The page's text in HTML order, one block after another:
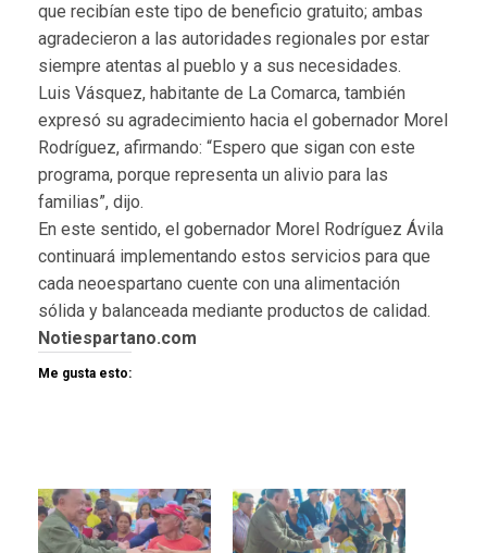
que recibían este tipo de beneficio gratuito; ambas
agradecieron a las autoridades regionales por estar
siempre atentas al pueblo y a sus necesidades.
Luis Vásquez, habitante de La Comarca, también
expresó su agradecimiento hacia el gobernador Morel
Rodríguez, afirmando: “Espero que sigan con este
programa, porque representa un alivio para las
familias”, dijo.
En este sentido, el gobernador Morel Rodríguez Ávila
continuará implementando estos servicios para que
cada neoespartano cuente con una alimentación
sólida y balanceada mediante productos de calidad.
Notiespartano.com
Me gusta esto: